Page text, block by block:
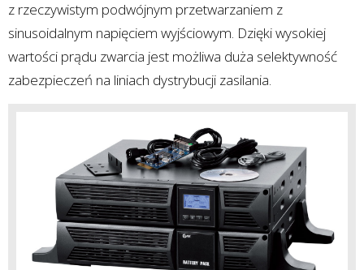
z rzeczywistym podwójnym przetwarzaniem z
sinusoidalnym napięciem wyjściowym. Dzięki wysokiej
wartości prądu zwarcia jest możliwa duża selektywność
zabezpieczeń na liniach dystrybucji zasilania.